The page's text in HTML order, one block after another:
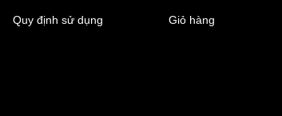
Quy định sử dụng Giỏ hàng